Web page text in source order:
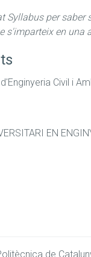
Syllabus per saber
s'imparteix en una
Civil i
EN
de